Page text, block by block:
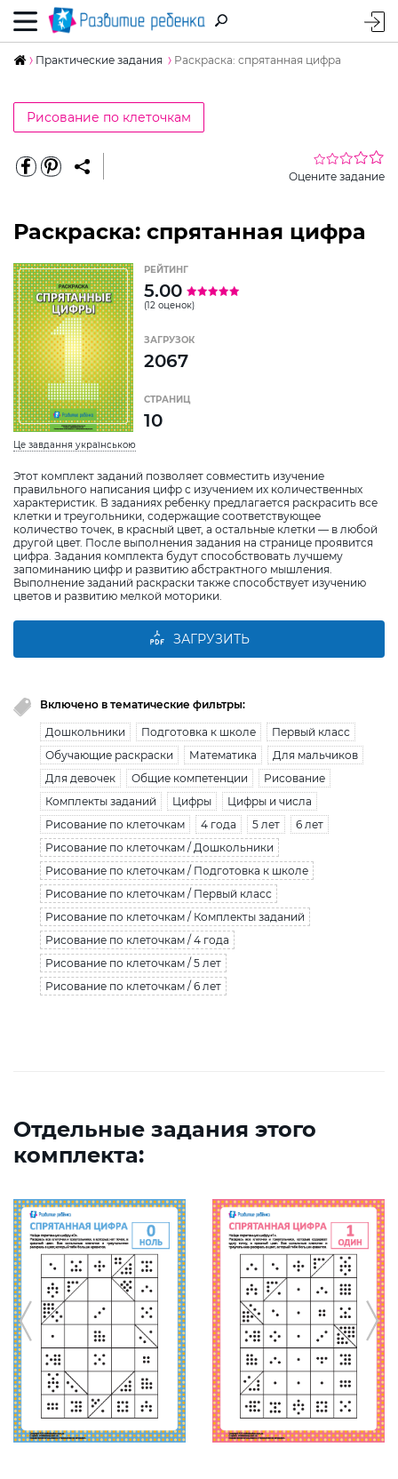
Практические задания Раскраска: спрятанная цифра
Рисование по клеточкам
Оцените задание
Раскраска: спрятанная цифра
Це завдання українською
Этот комплект заданий позволяет совместить изучение
правильного написания цифр с изучением их количественных
характеристик. В заданиях ребенку предлагается раскрасить все
клетки и треугольники, содержащие соответствующее
количество точек, в красный цвет, а остальные клетки — в любой
другой цвет. После выполнения задания на странице проявится
цифра. Задания комплекта будут способствовать лучшему
запоминанию цифр и развитию абстрактного мышления.
Выполнение заданий раскраски также способствует изучению
цветов и развитию мелкой моторики.
РЕЙТИНГ
5.00
(12 оценок)
ЗАГРУЗОК
2067
СТРАНИЦ
10
ЗАГРУЗИТЬ
Включено в тематические фильтры:
Дошкольники Подготовка к школе
Первый класс
Обучающие раскраски
Математика
Для мальчиков
Для девочек
Общие компетенции
Рисование
Комплекты заданий
Цифры
Цифры и числа
Рисование по клеточкам
4 года 5 лет
6 лет
Рисование по клеточкам / Дошкольники
Рисование по клеточкам / Подготовка к школе
Рисование по клеточкам / Первый класс
Рисование по клеточкам / Комплекты заданий
Рисование по клеточкам / 4 года
Рисование по клеточкам / 5 лет
Рисование по клеточкам / 6 лет
Отдельные задания этого
комплекта: